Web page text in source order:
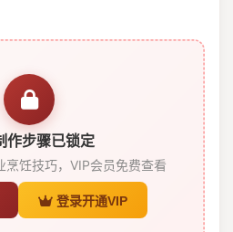
作步骤已锁定
烹饪技巧，VIP会员免费查看
登录开通VIP